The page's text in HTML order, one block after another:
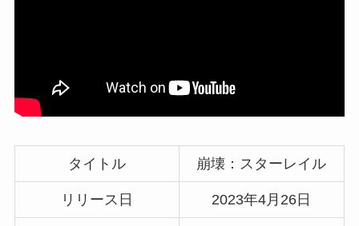
タイトル 崩壊：スターレイル
リリース日 2023年4月26日